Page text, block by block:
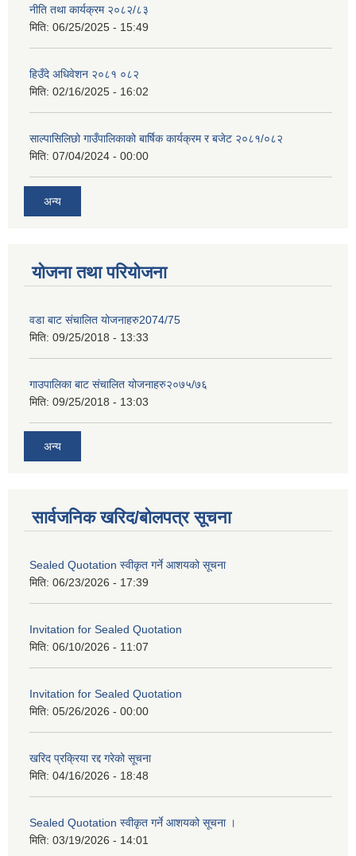
नीति तथा कार्यक्रम २०८२/८३
मिति: 06/25/2025 - 15:49
हिउँदे अधिवेशन २०८१ ०८२
मिति: 02/16/2025 - 16:02
साल्पासिलिछो गाउँपालिकाको बार्षिक कार्यक्रम र बजेट २०८१/०८२
मिति: 07/04/2024 - 00:00
अन्य
योजना तथा परियोजना
वडा बाट संचालित योजनाहरु2074/75
मिति: 09/25/2018 - 13:33
गाउपालिका बाट संचालित योजनाहरु२०७५/७६
मिति: 09/25/2018 - 13:03
अन्य
सार्वजनिक खरिद/बोलपत्र सूचना
Sealed Quotation स्वीकृत गर्ने आशयको सूचना
मिति: 06/23/2026 - 17:39
Invitation for Sealed Quotation
मिति: 06/10/2026 - 11:07
Invitation for Sealed Quotation
मिति: 05/26/2026 - 00:00
खरिद प्रक्रिया रद्द गरेको सूचना
मिति: 04/16/2026 - 18:48
Sealed Quotation स्वीकृत गर्ने आशयको सूचना ।
मिति: 03/19/2026 - 14:01